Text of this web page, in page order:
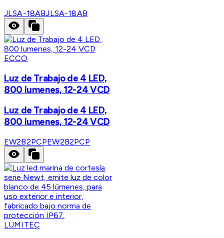
JLSA-18ABJLSA-18AB
ECCO
Luz de Trabajo de 4 LED,
800 lumenes, 12-24 VCD
Luz de Trabajo de 4 LED,
800 lumenes, 12-24 VCD
EW2B2PCPEW2B2PCP
LUMITEC